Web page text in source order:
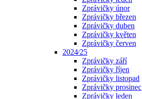
Zprávičky únor
Zprávičky březen
Zprávičky duben
Zprávičky květen
Zprávičky červen
2024⁄25
Zprávičky září
Zprávičky říjen
Zprávičky listopad
Zprávičky prosinec
Zprávičky leden